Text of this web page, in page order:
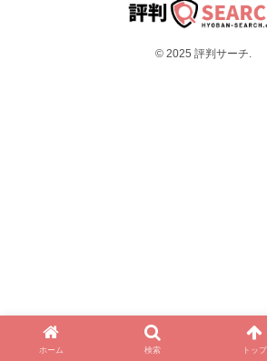
© 2025 評判サーチ.
ホーム 検索 トップ